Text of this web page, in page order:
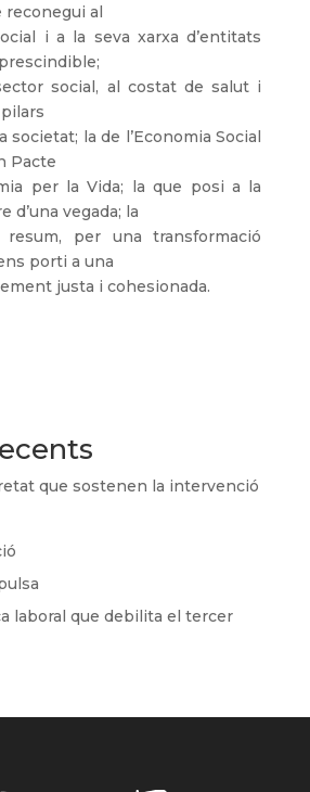
reconegui al
i a la seva xarxa d’entitats
social, al costat de salut i
societat; la de l’Economia Social
Pacte
per la Vida; la que posi a la
d’una vegada; la
per una transformació
porti a una
justa i cohesionada.
que sostenen la intervenció
laboral que debilita el tercer